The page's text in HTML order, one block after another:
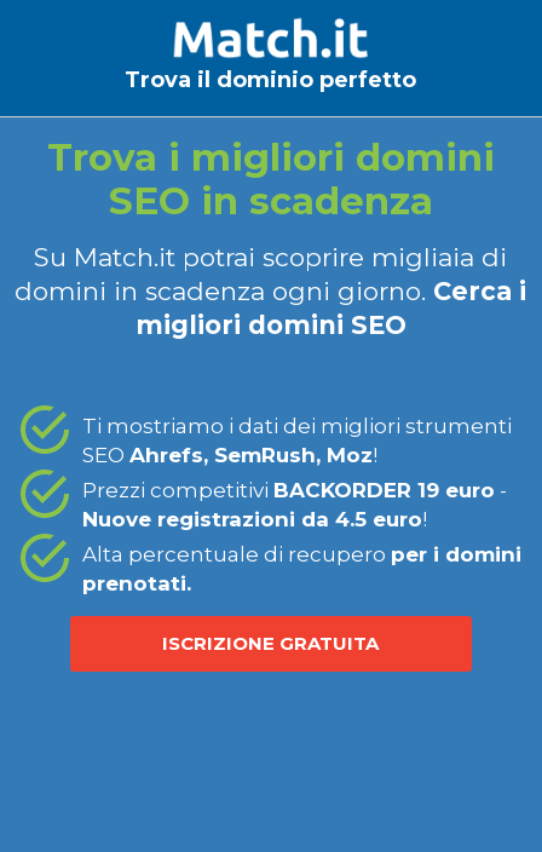
Trova il dominio perfetto
Trova i migliori domini
SEO in scadenza
Su Match.it potrai scoprire migliaia di
domini in scadenza ogni giorno. Cerca i
migliori domini SEO
Ti mostriamo i dati dei migliori strumenti
SEO Ahrefs, SemRush, Moz!
Prezzi competitivi BACKORDER 19 euro -
Nuove registrazioni da 4.5 euro!
Alta percentuale di recupero per i domini
prenotati.
ISCRIZIONE GRATUITA